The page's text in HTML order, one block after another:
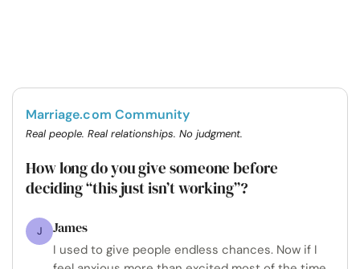
Marriage.com Community
Real people. Real relationships. No judgment.
How long do you give someone before
deciding “this just isn’t working”?
J James
I used to give people endless chances. Now if I